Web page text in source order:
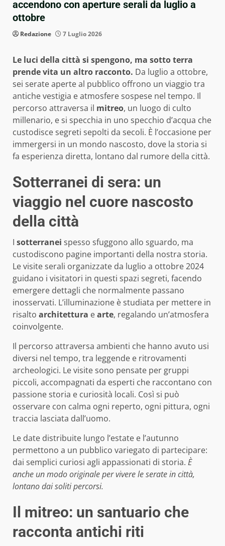
accendono con aperture serali da luglio a
ottobre
Redazione 7 Luglio 2026
Le luci della città si spengono, ma sotto terra
prende vita un altro racconto. Da luglio a ottobre,
sei serate aperte al pubblico offrono un viaggio tra
antiche vestigia e atmosfere sospese nel tempo. Il
percorso attraversa il mitreo, un luogo di culto
millenario, e si specchia in uno specchio d’acqua che
custodisce segreti sepolti da secoli. È l’occasione per
immergersi in un mondo nascosto, dove la storia si
fa esperienza diretta, lontano dal rumore della città.
Sotterranei di sera: un
viaggio nel cuore nascosto
della città
I sotterranei spesso sfuggono allo sguardo, ma
custodiscono pagine importanti della nostra storia.
Le visite serali organizzate da luglio a ottobre 2024
guidano i visitatori in questi spazi segreti, facendo
emergere dettagli che normalmente passano
inosservati. L’illuminazione è studiata per mettere in
risalto architettura earte, regalando un’atmosfera
coinvolgente.
Il percorso attraversa ambienti che hanno avuto usi
diversi nel tempo, tra leggende e ritrovamenti
archeologici. Le visite sono pensate per gruppi
piccoli, accompagnati da esperti che raccontano con
passione storia e curiosità locali. Così si può
osservare con calma ogni reperto, ogni pittura, ogni
traccia lasciata dall’uomo.
Le date distribuite lungo l’estate e l’autunno
permettono a un pubblico variegato di partecipare:
dai semplici curiosi agli appassionati di storia. È
anche un modo originale per vivere le serate in città,
lontano dai soliti percorsi.
Il mitreo: un santuario che
racconta antichi riti